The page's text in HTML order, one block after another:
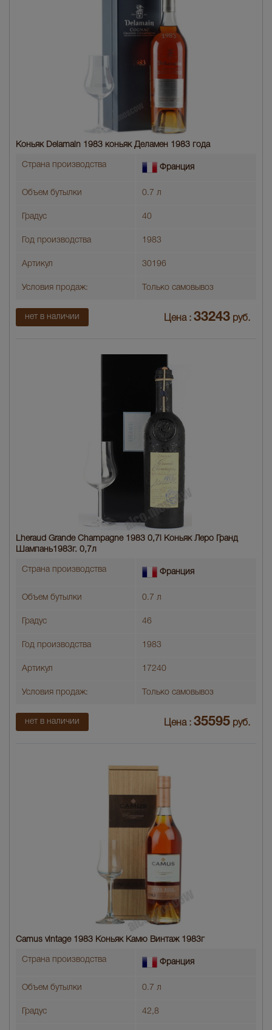
Коньяк Delamain 1983 коньяк Деламен 1983 года
Страна производства Франция
Объем бутылки 0.7 л
Градус 40
Год производства 1983
Артикул 30196
Условия продаж: Только самовывоз
нет в наличии Цена : 33243 руб.
Lheraud Grande Champagne 1983 0,7l Коньяк Леро Гранд
Шампань1983г. 0,7л
Страна производства Франция
Объем бутылки 0.7 л
Градус 46
Год производства 1983
Артикул 17240
Условия продаж: Только самовывоз
нет в наличии Цена : 35595 руб.
Camus vintage 1983 Коньяк Камю Винтаж 1983г
Страна производства Франция
Объем бутылки 0.7 л
Градус 42,8